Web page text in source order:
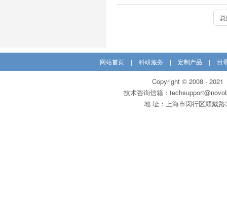
网站首页 | 科研服务 | 定制产品 | 目
Copyright © 2008 -
技术咨询信箱：
地 址：上海市闵行区顾戴